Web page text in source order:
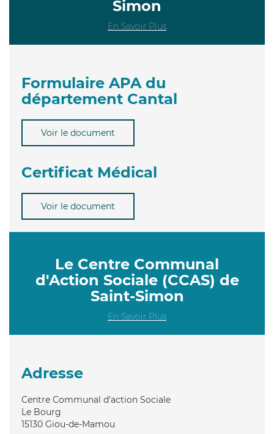
Simon
En Savoir Plus
Formulaire APA du
département Cantal
Voir le document
Certificat Médical
Voir le document
Le Centre Communal
d'Action Sociale (CCAS) de
Saint-Simon
En Savoir Plus
Adresse
Centre Communal d'action Sociale
Le Bourg
15130 Giou-de-Mamou